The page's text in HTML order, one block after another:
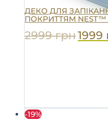
ДЕКО ДЛЯ
ПОКРИТТЯМ NEST™
2999грн1999
-19%